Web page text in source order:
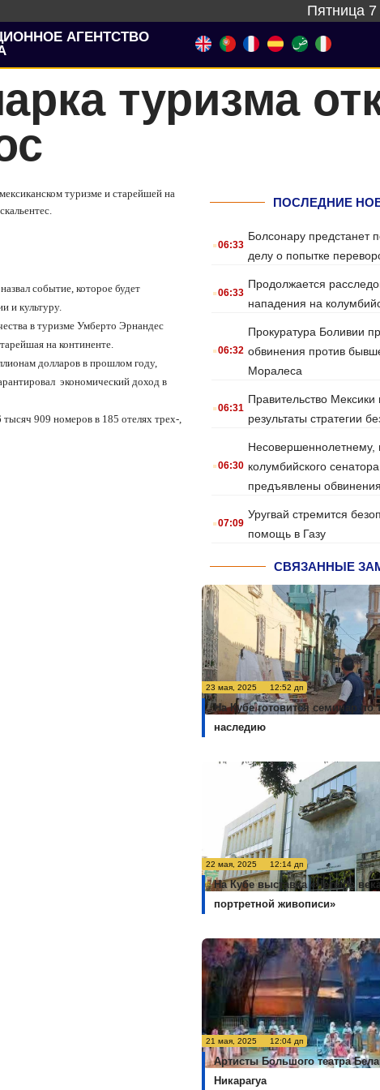
Пятница 7
АГЕНТСТВО
туризма
туризме и старейшей на
событие, которое будет
и культуру.
в туризме Умберто Эрнандес
на континенте.
долларов в прошлом году,
экономический доход в
909 номеров в 185 отелях трех-,
ПОСЛЕДНИЕ
.06:33
Болсонару предстанет
делу о попытке
.06:33
Продолжается
нападения на
.06:32
Прокуратура Боливии
обвинения против
Моралеса
.06:31
Правительство Мексики
результаты стратегии
.06:30
Несовершеннолетнему,
колумбийского
предъявлены обвинения
.07:09
Уругвай стремится
помощь в Газу
СВЯЗАННЫЕ
23 мая, 2025 12:52 дп
На Кубе готовится семинар по
наследию
22 мая, 2025 12:14 дп
На Кубе выставка «Четыре
портретной живописи»
21 мая, 2025 12:04 дп
Артисты Большого театра
Никарагуа